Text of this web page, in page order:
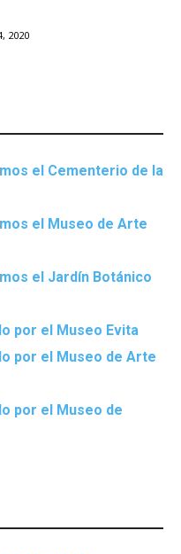
2020
el Cementerio de la
el Museo de Arte
el Jardín Botánico
por el Museo Evita
por el Museo de Arte
por el Museo de